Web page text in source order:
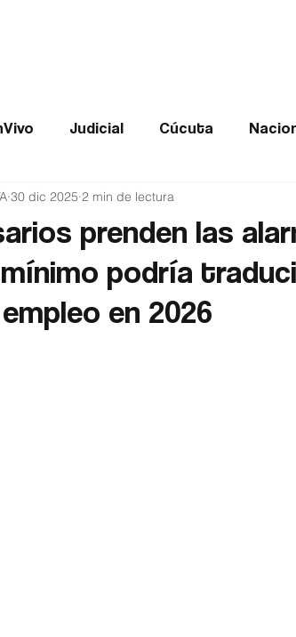
Judicial Cúcuta
Historias de impacto
Salud Norte de
prenden las
podría
en 2026
30 dic 2025 2 min de lectura
de 5 estrellas.